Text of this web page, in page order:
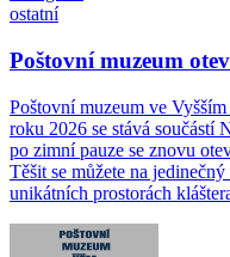
ostatní
Poštovní muzeum
Poštovní muzeum ve
roku 2026 se stává součástí
po zimní pauze se znovu
Těšit se můžete na
unikátních prostorách